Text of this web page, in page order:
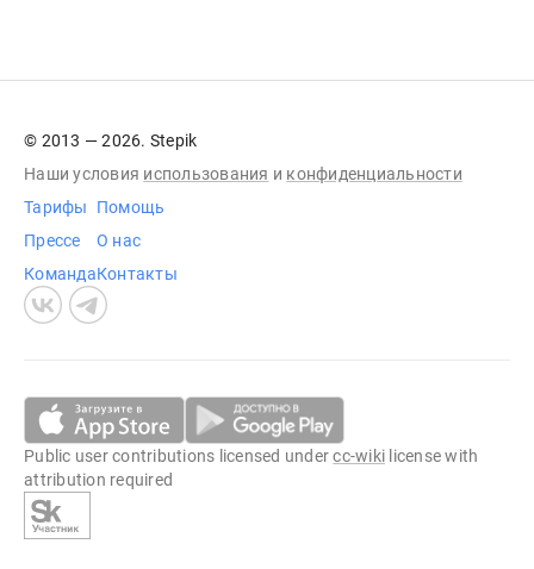
© 2013 — 2026. Stepik
Наши условия использования и конфиденциальности
Тарифы
Прессе
Команда
Помощь
О нас
Контакты
Public user contributions licensed undercc-wiki license with
attribution required